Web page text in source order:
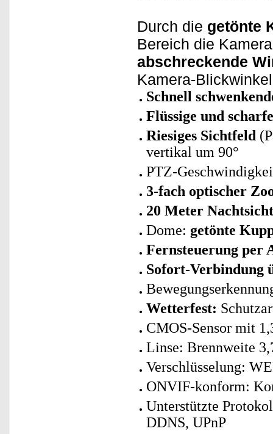
Durch die getönte
Bereich die
abschreckende
Kamera-
Schnell
Flüssige und
Riesiges Sichtfeld
vertikal um 90°
PTZ-
3-fach optischer
20 Meter Nachtsicht
Dome: getönte
Fernsteuerung per
Sofort-Verbindung
Wetterfest:
CMOS-Sensor mit
Linse: Brennweite
Verschlüsselung:
ONVIF-konform:
Unterstützte
DDNS, UPnP